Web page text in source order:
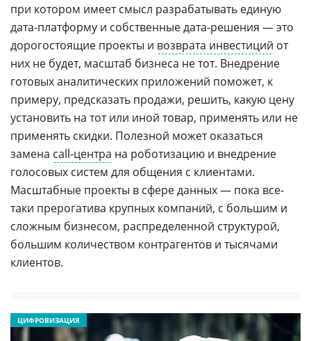
при котором имеет смысл разрабатывать единую
дата-платформу и собственные дата-решения — это
дорогостоящие проекты и возврата инвестиций от
них не будет, масштаб бизнеса не тот. Внедрение
готовых аналитических приложений поможет, к
примеру, предсказать продажи, решить, какую цену
установить на тот или иной товар, применять или не
применять скидки. Полезной может оказаться
замена call-центра на роботизацию и внедрение
голосовых систем для общения с клиентами.
Масштабные проекты в сфере данных — пока все-
таки прерогатива крупных компаний, с большим и
сложным бизнесом, распределенной структурой,
большим количеством контрагентов и тысячами
клиентов.
ЦИФРОВИЗАЦИЯ